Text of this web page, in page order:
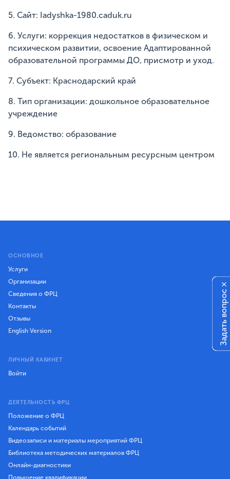
5. Сайт: Iadyshka-1980.caduk.ru
6. Услуги: коррекция недостатков в физическом и
психическом развитии, освоение Адаптированной
образовательной программы ДО, присмотр и уход.
7. Субъект: Краснодарский край
8. Тип организации: дошкольное образовательное
учреждение
9. Ведомство: образование
10. Не является региональным ресурсным центром
ОСНОВНОЕ
Услуги
Организации
Сведения о ФРЦ
Контакты
Отзывы
English Version
ЛИЧНЫЙ КАБИНЕТ
Войти
ДЕЯТЕЛЬНОСТЬ ФРЦ
Положение о ФРЦ
Календарь событий
Видеозаписи и материалы мероприятий ФРЦ
Библиотека методических материалов ФРЦ
Онлайн-диагностики
Повышение квалификации
Задать вопрос
×